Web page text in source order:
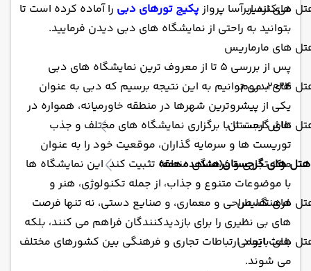
های ازمیر
های مارماریس
های بدروم
های گرجستان
هتل های گرجستان(مشاهده همه)
های تفلیس
های باتومی
می‌کنند.ابرآسا پروازپکیج تورهای دبی را آماده کرده است تا
بتوانید به راحتی از نمایشگاه های دبی دیدن فرمایید.
پس از بررسی 5 تا از معروف ترین نمایشگاه های دبی
2024، می توانیم به این نتیجه برسیم که دبی به عنوان
یکی از پیشروترین شهرها در منطقه خاورمیانه، همواره در
تلاش است تا با برگزاری نمایشگاه های مختلف و جذب
توریست ها و سرمایه گذاران، موقعیت خود را به عنوان
مرکز تجاری و فرهنگی منطقه تثبیت کند. این نمایشگاه ها
با موضوعات متنوع و جذاب، از جمله تکنولوژی، هنر و
فرهنگ، طراحی و معماری، و صنایع دستی، نه تنها فرصت
های بی نظیری را برای بازدیدکنندگان فراهم می کنند، بلکه
باعث ایجاد ارتباطات تجاری و فرهنگی بین کشورهای مختلف
می شوند.